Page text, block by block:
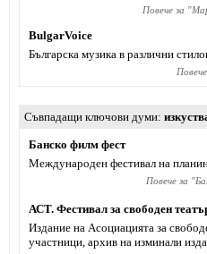
Повече за "
BulgarVoice
Българска музика в различни
Съвпадащи ключови думи
Банско филм фест
Международен фестивал на
Повече за "
АСТ. Фестивал за свободен
Издание на Асоциацията за
участници, архив на изминали